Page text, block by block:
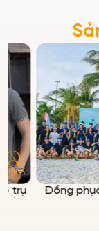
Đồng phục đi